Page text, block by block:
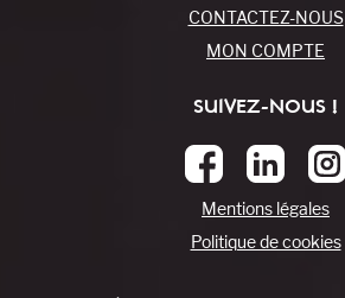
CONTACTEZ-NOUS
MON COMPTE
SUIVEZ-NOUS !
Mentions légales
Politique de cookies